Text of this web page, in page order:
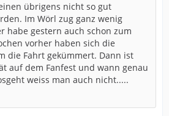
übrigens nicht so gut
Im Wörl zug ganz wenig
habe gestern auch schon zum
vorher haben sich die
die Fahrt gekümmert. Dann ist
auf dem Fanfest und wann genau
weiss man auch nicht.....